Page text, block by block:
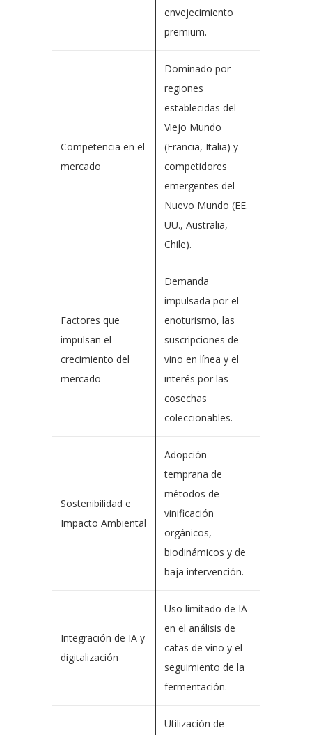
envejecimiento
premium.
Competencia en el
mercado
Dominado por
regiones
establecidas del
Viejo Mundo
(Francia, Italia) y
competidores
emergentes del
Nuevo Mundo (EE.
UU., Australia,
Chile).
Factores que
impulsan el
crecimiento del
mercado
Demanda
impulsada por el
enoturismo, las
suscripciones de
vino en línea y el
interés por las
cosechas
coleccionables.
Sostenibilidad e
Impacto Ambiental
Adopción
temprana de
métodos de
vinificación
orgánicos,
biodinámicos y de
baja intervención.
Integración de IA y
digitalización
Uso limitado de IA
en el análisis de
catas de vino y el
seguimiento de la
fermentación.
Utilización de